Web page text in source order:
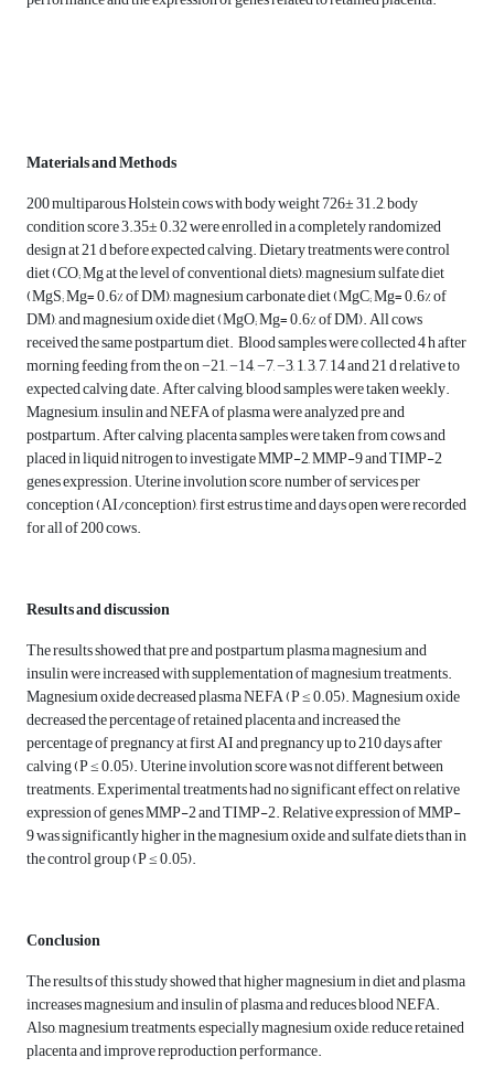
Materials and Methods
200 multiparous Holstein cows with body weight 726± 31.2, body
condition score 3.35± 0.32 were enrolled in a completely randomized
design at 21 d before expected calving. Dietary treatments were control
diet (CO; Mg at the level of conventional diets), magnesium sulfate diet
(MgS; Mg= 0.6% of DM), magnesium carbonate diet (MgC; Mg= 0.6% of
DM), and magnesium oxide diet (MgO; Mg= 0.6% of DM). All cows
received the same postpartum diet. Blood samples were collected 4 h after
morning feeding from the on −21, −14, −7, −3, 1, 3, 7, 14 and 21 d relative to
expected calving date. After calving, blood samples were taken weekly.
Magnesium, insulin and NEFA of plasma were analyzed pre and
postpartum. After calving, placenta samples were taken from cows and
placed in liquid nitrogen to investigate MMP-2, MMP-9 and TIMP-2
genes expression. Uterine involution score, number of services per
conception (AI/conception), first estrus time and days open were recorded
for all of 200 cows.
Results and discussion
The results showed that pre and postpartum plasma magnesium and
insulin were increased with supplementation of magnesium treatments.
Magnesium oxide decreased plasma NEFA (P ≤ 0.05). Magnesium oxide
decreased the percentage of retained placenta and increased the
percentage of pregnancy at first AI and pregnancy up to 210 days after
calving (P ≤ 0.05). Uterine involution score was not different between
treatments. Experimental treatments had no significant effect on relative
expression of genes MMP-2 and TIMP-2. Relative expression of MMP-
9 was significantly higher in the magnesium oxide and sulfate diets than in
the control group (P ≤ 0.05).
Conclusion
The results of this study showed that higher magnesium in diet and plasma
increases magnesium and insulin of plasma and reduces blood NEFA.
Also, magnesium treatments, especially magnesium oxide, reduce retained
placenta and improve reproduction performance.